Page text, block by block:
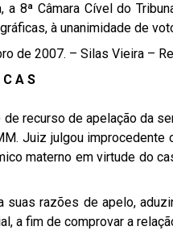
a 8ª Câmara Cível do
à unanimidade de
de 2007. – Silas Vieira –
A S
de recurso de apelação da
Juiz julgou
materno em virtude do
razões de apelo,
a fim de comprovar a